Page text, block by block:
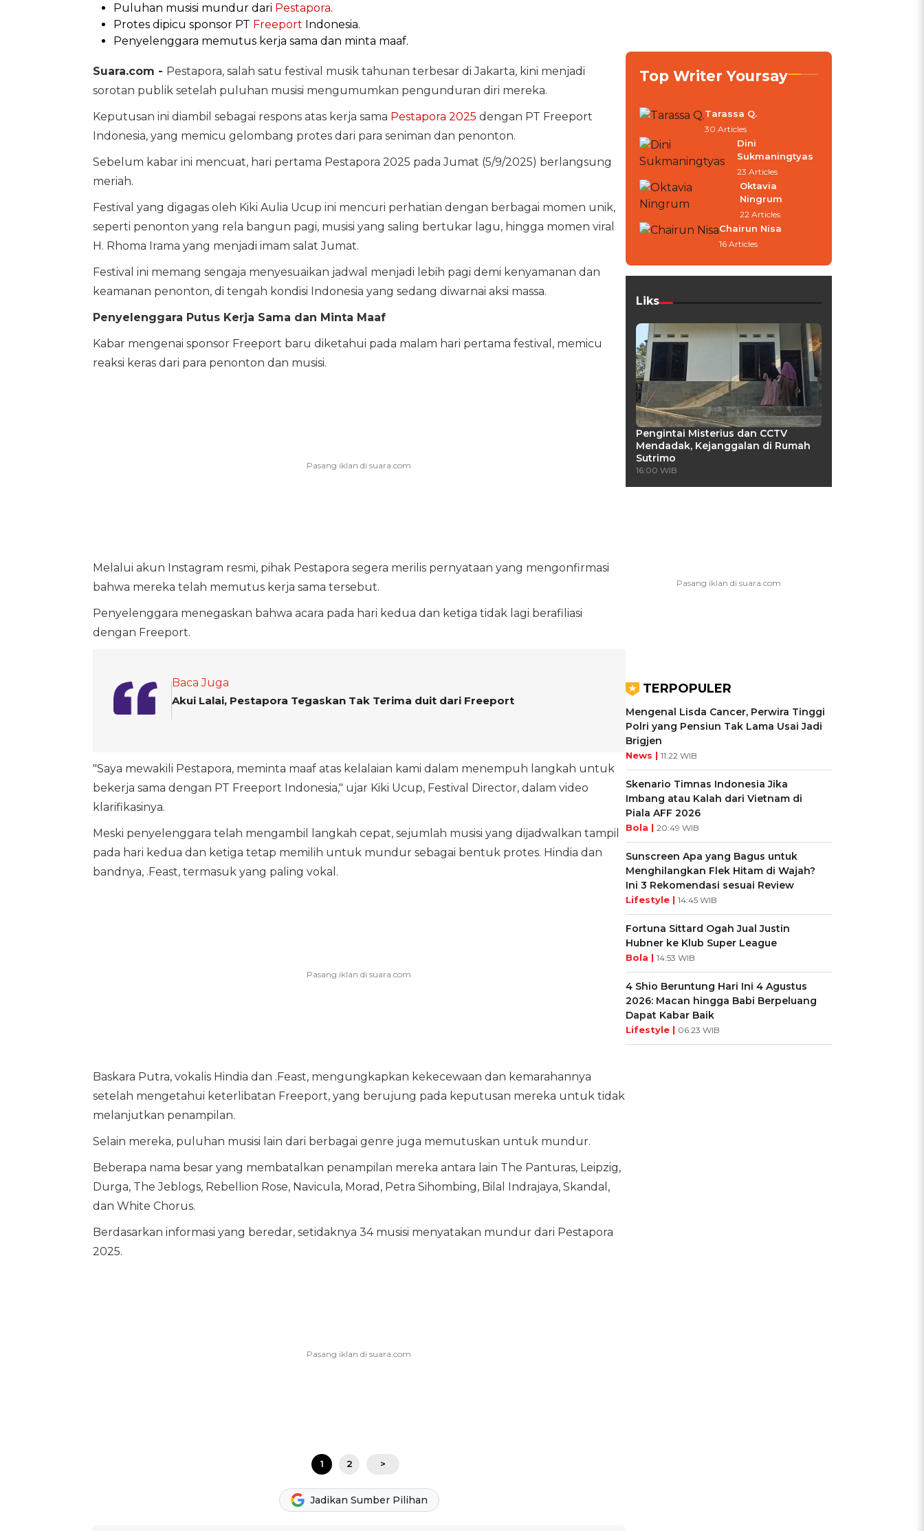
Puluhan musisi mundur dari Pestapora.
Protes dipicu sponsor PT Freeport Indonesia.
Penyelenggara memutus kerja sama dan minta maaf.
Suara.com - Pestapora, salah satu festival musik tahunan terbesar di Jakarta, kini menjadi
sorotan publik setelah puluhan musisi mengumumkan pengunduran diri mereka.
Keputusan ini diambil sebagai respons atas kerja sama Pestapora 2025 dengan PT Freeport
Indonesia, yang memicu gelombang protes dari para seniman dan penonton.
Sebelum kabar ini mencuat, hari pertama Pestapora 2025 pada Jumat (5/9/2025) berlangsung
meriah.
Festival yang digagas oleh Kiki Aulia Ucup ini mencuri perhatian dengan berbagai momen unik,
seperti penonton yang rela bangun pagi, musisi yang saling bertukar lagu, hingga momen viral
H. Rhoma Irama yang menjadi imam salat Jumat.
Festival ini memang sengaja menyesuaikan jadwal menjadi lebih pagi demi kenyamanan dan
keamanan penonton, di tengah kondisi Indonesia yang sedang diwarnai aksi massa.
Penyelenggara Putus Kerja Sama dan Minta Maaf
Kabar mengenai sponsor Freeport baru diketahui pada malam hari pertama festival, memicu
reaksi keras dari para penonton dan musisi.
Melalui akun Instagram resmi, pihak Pestapora segera merilis pernyataan yang mengonfirmasi
bahwa mereka telah memutus kerja sama tersebut.
Penyelenggara menegaskan bahwa acara pada hari kedua dan ketiga tidak lagi berafiliasi
dengan Freeport.
Baca Juga
Akui Lalai, Pestapora Tegaskan Tak Terima duit dari Freeport
"Saya mewakili Pestapora, meminta maaf atas kelalaian kami dalam menempuh langkah untuk
bekerja sama dengan PT Freeport Indonesia," ujar Kiki Ucup, Festival Director, dalam video
klarifikasinya.
Meski penyelenggara telah mengambil langkah cepat, sejumlah musisi yang dijadwalkan tampil
pada hari kedua dan ketiga tetap memilih untuk mundur sebagai bentuk protes. Hindia dan
bandnya, .Feast, termasuk yang paling vokal.
Baskara Putra, vokalis Hindia dan .Feast, mengungkapkan kekecewaan dan kemarahannya
setelah mengetahui keterlibatan Freeport, yang berujung pada keputusan mereka untuk tidak
melanjutkan penampilan.
Selain mereka, puluhan musisi lain dari berbagai genre juga memutuskan untuk mundur.
Beberapa nama besar yang membatalkan penampilan mereka antara lain The Panturas, Leipzig,
Durga, The Jeblogs, Rebellion Rose, Navicula, Morad, Petra Sihombing, Bilal Indrajaya, Skandal,
dan White Chorus.
Berdasarkan informasi yang beredar, setidaknya 34 musisi menyatakan mundur dari Pestapora
2025.
1 2 >
Jadikan Sumber Pilihan
Top Writer Yoursay
Tarassa Q.
30 Articles
Dini
Sukmaningtyas
23 Articles
Oktavia
Ningrum
22 Articles
Chairun Nisa
16 Articles
Liks
Pengintai Misterius dan CCTV
Mendadak, Kejanggalan di Rumah
Sutrimo
16:00 WIB
TERPOPULER
Mengenal Lisda Cancer, Perwira Tinggi
Polri yang Pensiun Tak Lama Usai Jadi
Brigjen
News | 11:22 WIB
Skenario Timnas Indonesia Jika
Imbang atau Kalah dari Vietnam di
Piala AFF 2026
Bola | 20:49 WIB
Sunscreen Apa yang Bagus untuk
Menghilangkan Flek Hitam di Wajah?
Ini 3 Rekomendasi sesuai Review
Lifestyle | 14:45 WIB
Fortuna Sittard Ogah Jual Justin
Hubner ke Klub Super League
Bola | 14:53 WIB
4 Shio Beruntung Hari Ini 4 Agustus
2026: Macan hingga Babi Berpeluang
Dapat Kabar Baik
Lifestyle | 06:23 WIB